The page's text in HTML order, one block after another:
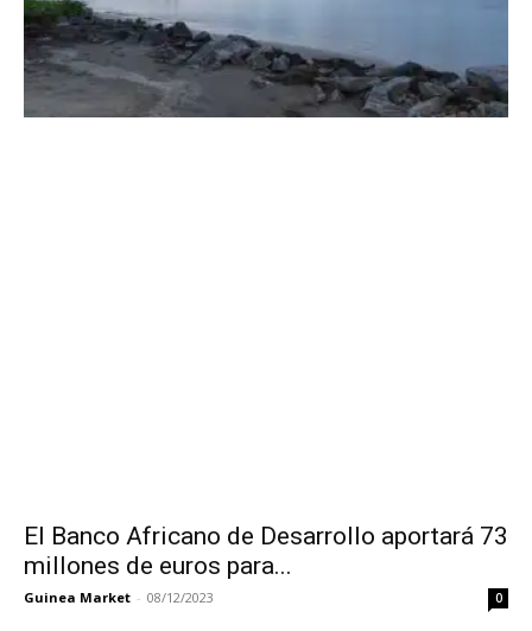
El Banco Africano de Desarrollo aportará 73
millones de euros para...
Guinea Market - 08/12/2023 0